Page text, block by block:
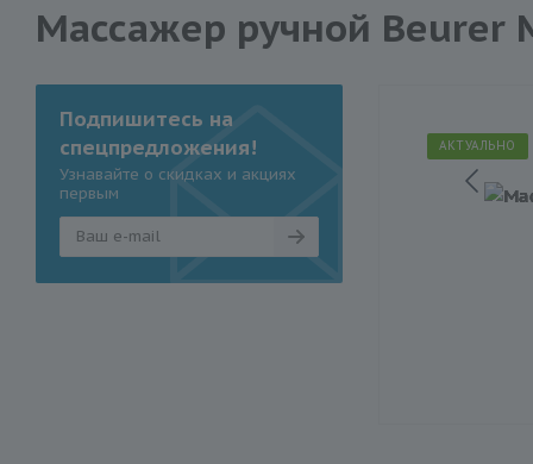
Массажер ручной Beurer
АКТУАЛЬНО
Подпишитесь на
спецпредложения!
Узнавайте о скидках и акциях
первым